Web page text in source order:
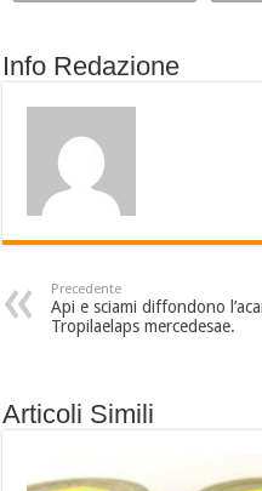
Info Redazione
Precedente
Api e sciami diffondono
Tropilaelaps mercedesae.
Articoli Simili